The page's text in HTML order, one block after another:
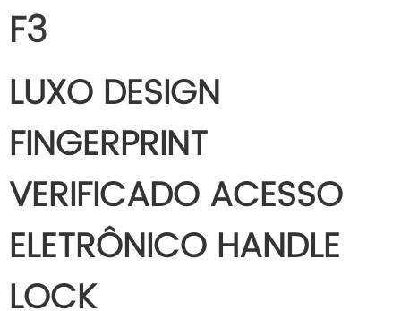
F3
LUXO DESIGN
FINGERPRINT
VERIFICADO ACESSO
ELETRÔNICO HANDLE
LOCK